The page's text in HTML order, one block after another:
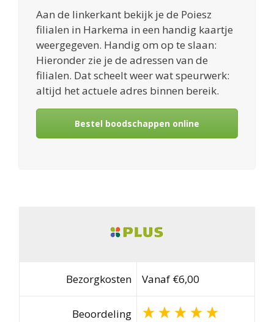
Aan de linkerkant bekijk je de Poiesz
filialen in Harkema in een handig kaartje
weergegeven. Handig om op te slaan:
Hieronder zie je de adressen van de
filialen. Dat scheelt weer wat speurwerk:
altijd het actuele adres binnen bereik.
Bestel boodschappen online
Bezorgkosten Vanaf €6,00
Beoordeling